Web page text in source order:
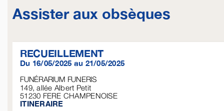
Assister aux obsèques
RECUEILLEMENT
Du 16/05/2025 au 21/05/2025
FUNÉRARIUM FUNERIS
149, allée Albert Petit
51230 FERE CHAMPENOISE
ITINERAIRE